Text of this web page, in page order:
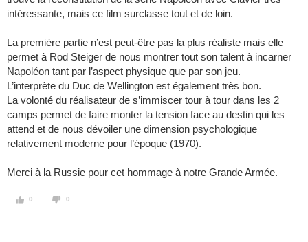
intéressante, mais ce film surclasse tout et de loin.
La première partie n’est peut-être pas la plus réaliste mais elle
permet à Rod Steiger de nous montrer tout son talent à incarner
Napoléon tant par l’aspect physique que par son jeu.
L’interprète du Duc de Wellington est également très bon.
La volonté du réalisateur de s’immiscer tour à tour dans les 2
camps permet de faire monter la tension face au destin qui les
attend et de nous dévoiler une dimension psychologique
relativement moderne pour l’époque (1970).
Merci à la Russie pour cet hommage à notre Grande Armée.
0 0